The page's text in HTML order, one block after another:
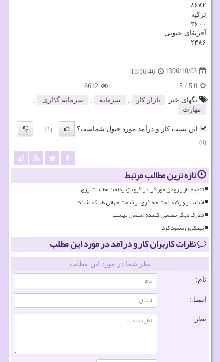
۸۶۸۲
تركیه
۳۶۰۰
آفریقای جنوبی
۲۳۸۶
1396/10/03
18:16:46
5.0
/
5
6612
تگهای خبر:
بازار كار , سرمایه , سرمایه گذاری
,
مهارت
این پست کار و درآمد مورد قبول شماست؟
(1)
(0)
تازه ترین مطالب مرتبط
تنظیم بازار روغن خوراکی در گرو بازپرداخت مطالبات ارزی
افت دلار و رشد نفت چه اثری بر قیمت جهانی طلا گذاشت؟
مدرک دیگر تضمین کننده اشتغال نیست
بیتکوین صعود کرد
نظرات کاربران کار و درآمد در مورد این مطلب
نظر شما در مورد این مطلب
نام:
ایمیل:
نظر: